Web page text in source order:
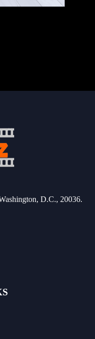
D.C., 20036.